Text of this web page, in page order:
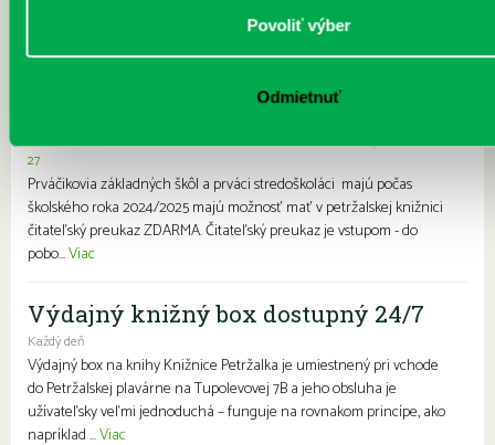
Povoliť výber
Odmietnuť
Prvýkrát do školy, prvýkrát do
knižnice- zápis prváčikov a prvákov
Rovniankova 3,Turnianska 10,Vavilovova 24,Vavilovova 26,Vyšehradská
27
Prváčikovia základných škôl a prváci stredoškoláci majú počas
školského roka 2024/2025 majú možnosť mať v petržalskej knižnici
čitateľský preukaz ZDARMA. Čitateľský preukaz je vstupom - do
pobo...Viac
Výdajný knižný box dostupný 24/7
Každý deň
Výdajný box na knihy Knižnice Petržalka je umiestnený pri vchode
do Petržalskej plavárne na Tupolevovej 7B a jeho obsluha je
užívateľsky veľmi jednoduchá – funguje na rovnakom princípe, ako
napríklad ...Viac